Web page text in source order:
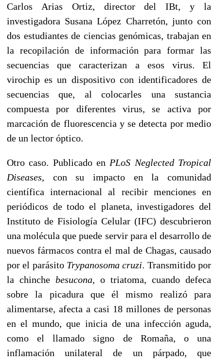
Carlos Arias Ortiz, director del IBt, y la
investigadora Susana López Charretón, junto con
dos estudiantes de ciencias genómicas, trabajan en
la recopilación de información para formar las
secuencias que caracterizan a esos virus. El
virochip es un dispositivo con identificadores de
secuencias que, al colocarles una sustancia
compuesta por diferentes virus, se activa por
marcación de fluorescencia y se detecta por medio
de un lector óptico.
Otro caso. Publicado en PLoS Neglected Tropical
Diseases, con su impacto en la comunidad
científica internacional al recibir menciones en
periódicos de todo el planeta, investigadores del
Instituto de Fisiología Celular (IFC) descubrieron
una molécula que puede servir para el desarrollo de
nuevos fármacos contra el mal de Chagas, causado
por el parásito Trypanosoma cruzi. Transmitido por
la chinche besucona, o triatoma, cuando defeca
sobre la picadura que él mismo realizó para
alimentarse, afecta a casi 18 millones de personas
en el mundo, que inicia de una infección aguda,
como el llamado signo de Romaña, o una
inflamación unilateral de un párpado, que